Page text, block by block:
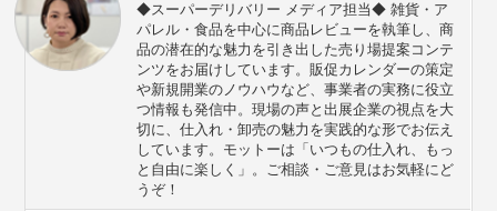
◆スーパーデリバリー メディア担当◆ 雑貨・ア
パレル・食品を中心に商品レビューを執筆し、商
品の潜在的な魅力を引き出した売り場提案コンテ
ンツをお届けしています。販促カレンダーの策定
や新規開業のノウハウなど、事業者の実務に役立
つ情報も発信中。現場の声と出展企業の視点を大
切に、仕入れ・卸売の魅力を実践的な形でお伝え
しています。モットーは「いつもの仕入れ、もっ
と自由に楽しく」。ご相談・ご意見はお気軽にど
うぞ！